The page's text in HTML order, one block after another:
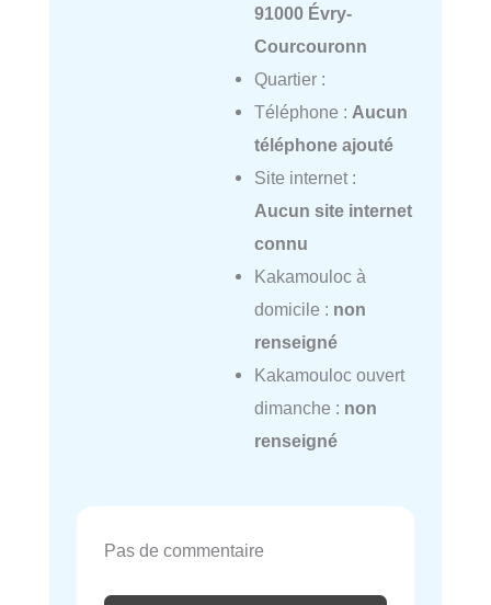
91000 Évry-
Courcouronn
Quartier :
Téléphone : Aucun
téléphone ajouté
Site internet :
Aucun site internet
connu
Kakamouloc à
domicile : non
renseigné
Kakamouloc ouvert
dimanche : non
renseigné
Pas de commentaire